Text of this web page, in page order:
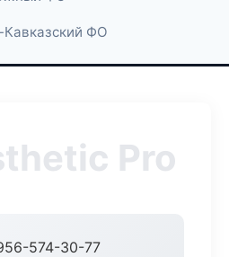
ФО
Pro
574-30-77